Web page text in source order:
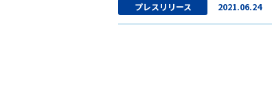
プレスリリース 2021.06.24